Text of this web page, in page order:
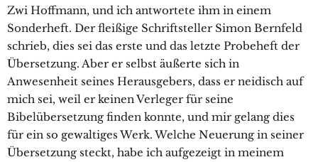
Zwi Hoffmann, und ich antwortete ihm in einem
Sonderheft. Der fleißige Schriftsteller Simon Bernfeld
schrieb, dies sei das erste und das letzte Probeheft der
Übersetzung. Aber er selbst äußerte sich in
Anwesenheit seines Herausgebers, dass er neidisch auf
mich sei, weil er keinen Verleger für seine
Bibelübersetzung finden konnte, und mir gelang dies
für ein so gewaltiges Werk. Welche Neuerung in seiner
Übersetzung steckt, habe ich aufgezeigt in meinem